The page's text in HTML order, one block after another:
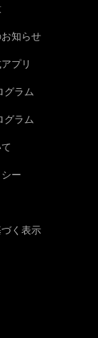
知らせ
プリ
グラム
グラム
ー
く表示